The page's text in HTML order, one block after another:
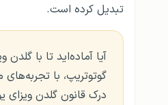
تبدیل کرده است.
آیا آماده‌اید تا با
گوتوتریپ، با
درک قانون گلدن